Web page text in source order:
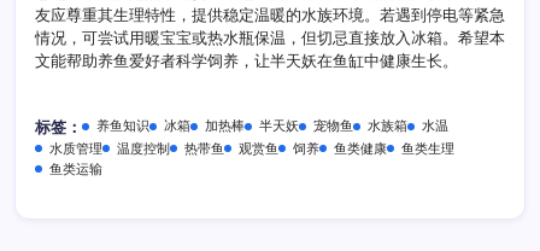
友应尊重其生理特性，提供稳定温暖的水族环境。若遇到停电等紧急
情况，可尝试用暖宝宝或热水瓶保温，但切忌直接放入冰箱。希望本
文能帮助养鱼爱好者科学饲养，让半天妖在鱼缸中健康生长。
标签： 养鱼知识 冰箱 加热棒 半天妖 宠物鱼 水族箱
水温
水质管理
温度控制 热带鱼 观赏鱼 饲养 鱼类健康
鱼类生理
鱼类运输